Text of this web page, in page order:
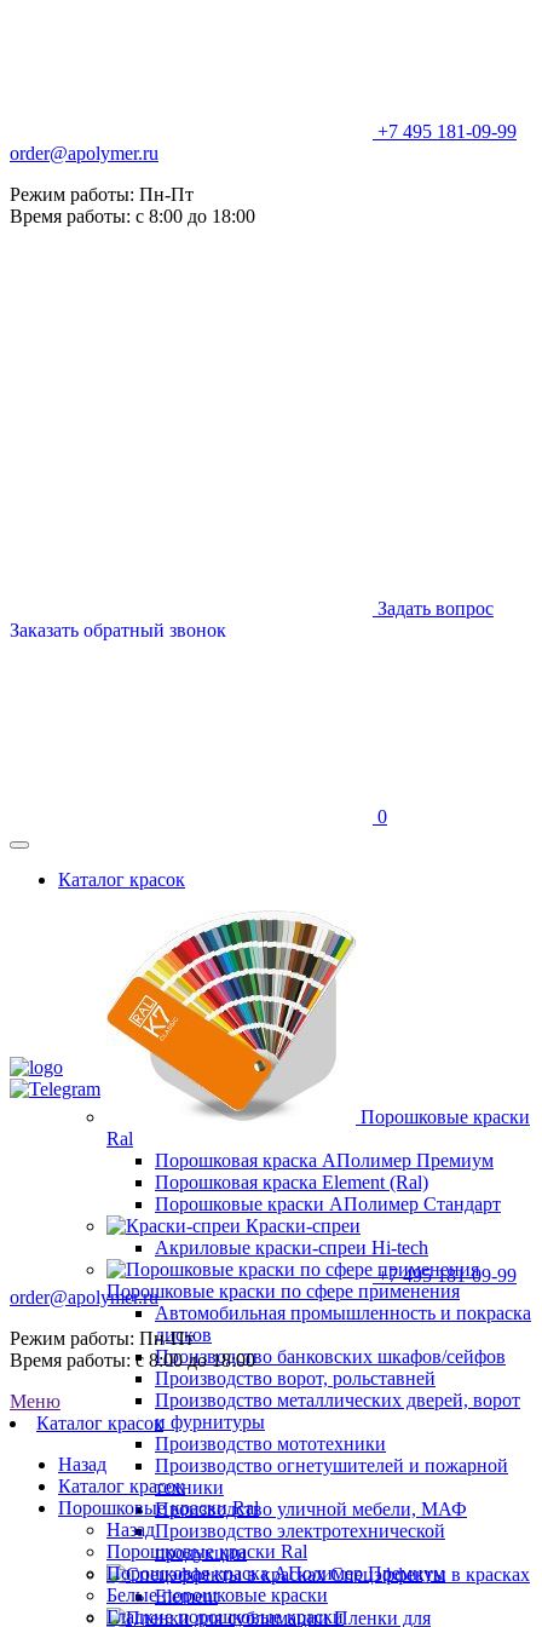
+7 495 181-09-99
order@apolymer.ru
Режим работы: Пн-Пт
Время работы: с 8:00 до 18:00
Задать вопрос
Заказать обратный звонок
0
Каталог красок
Порошковые краски
Ral
Порошковая краска АПолимер Премиум
Порошковая краска Element (Ral)
Порошковые краски АПолимер Стандарт
Краски-спреи
Акриловые краски-спреи Hi-tech
Порошковые краски по сфере применения
Автомобильная промышленность и покраска
дисков
Производство банковских шкафов/сейфов
Производство ворот, рольставней
Производство металлических дверей, ворот
и фурнитуры
Производство мототехники
Производство огнетушителей и пожарной
техники
Производство уличной мебели, МАФ
Производство электротехнической
продукции
Спецэффекты в красках
Element
Пленки для
+7 495 181-09-99
order@apolymer.ru
Режим работы: Пн-Пт
Время работы: с 8:00 до 18:00
Меню
Каталог красок
Назад
Каталог красок
Порошковые краски Ral
Назад
Порошковые краски Ral
Порошковая краска АПолимер Премиум
Белые порошковые краски
Гладкие порошковые краски